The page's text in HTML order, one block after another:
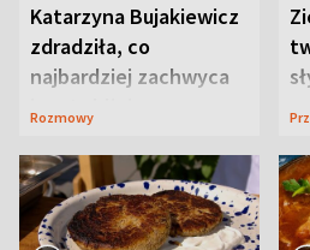
Katarzyna Bujakiewicz
zdradziła, co
najbardziej zachwyca
ją w Lublinie
Rozmowy